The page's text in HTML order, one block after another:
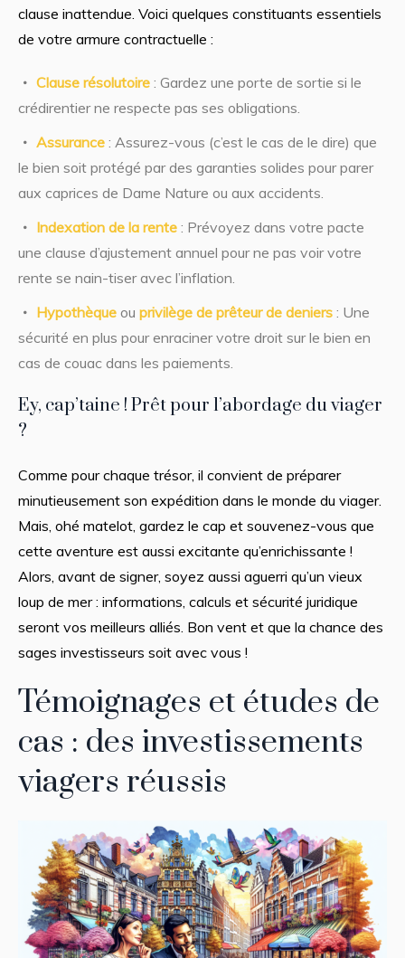
clause inattendue. Voici quelques constituants essentiels
de votre armure contractuelle :
Clause résolutoire : Gardez une porte de sortie si le
crédirentier ne respecte pas ses obligations.
Assurance : Assurez-vous (c’est le cas de le dire) que
le bien soit protégé par des garanties solides pour parer
aux caprices de Dame Nature ou aux accidents.
Indexation de la rente : Prévoyez dans votre pacte
une clause d’ajustement annuel pour ne pas voir votre
rente se nain-tiser avec l’inflation.
Hypothèque ou privilège de prêteur de deniers : Une
sécurité en plus pour enraciner votre droit sur le bien en
cas de couac dans les paiements.
Ey, cap’taine ! Prêt pour l’abordage du viager
?
Comme pour chaque trésor, il convient de préparer
minutieusement son expédition dans le monde du viager.
Mais, ohé matelot, gardez le cap et souvenez-vous que
cette aventure est aussi excitante qu’enrichissante !
Alors, avant de signer, soyez aussi aguerri qu’un vieux
loup de mer : informations, calculs et sécurité juridique
seront vos meilleurs alliés. Bon vent et que la chance des
sages investisseurs soit avec vous !
Témoignages et études de
cas : des investissements
viagers réussis